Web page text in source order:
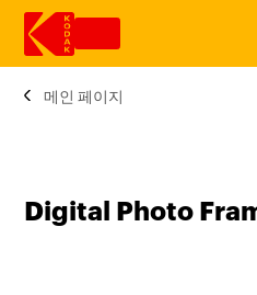
메인 페이지
Digital Photo